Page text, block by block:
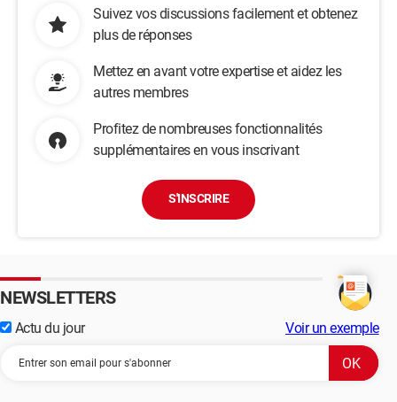
Suivez vos discussions facilement et obtenez
plus de réponses
Mettez en avant votre expertise et aidez les
autres membres
Profitez de nombreuses fonctionnalités
supplémentaires en vous inscrivant
S'INSCRIRE
NEWSLETTERS
Actu du jour Voir un exemple